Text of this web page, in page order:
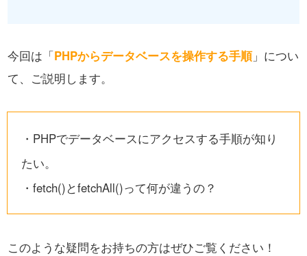
今回は「PHPからデータベースを操作する手順」につい
て、ご説明します。
・PHPでデータベースにアクセスする手順が知り
たい。
・fetch()とfetchAll()って何が違うの？
このような疑問をお持ちの方はぜひご覧ください！